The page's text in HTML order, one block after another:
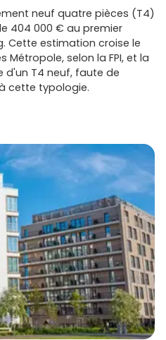
opérations en cours :
: offres variées,
orientées confort/énergie.
reconnu, programmes
un bon niveau de
etGroupe Edouard
ciblant primo-accédants
& Broad
(selon
plus haut de gamme dans
lancement commercial et
derniers étages,
les annonces surVivre
et critères qui
neuf quatre pièces (T4)
404 000 € au premier
Cette estimation croise le
Métropole, selon la FPI, et la
d'un T4 neuf, faute de
cette typologie.